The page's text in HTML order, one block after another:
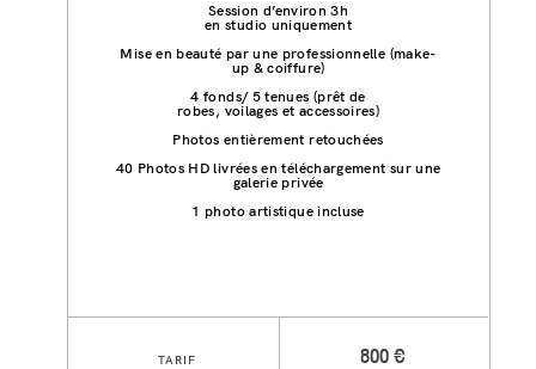
Session d’environ 3h
en studio uniquement
Mise en beauté par une professionnelle (make-
up & coiffure)
4 fonds/ 5 tenues (prêt de
robes, voilages et accessoires)
Photos entièrement retouchées
40 Photos HD livrées en téléchargement sur une
galerie privée
1 photo artistique incluse
800 €
TARIF